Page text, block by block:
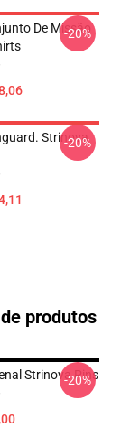
De Missão
-20%
Strinova
-20%
produtos
Strinova Pins
-20%